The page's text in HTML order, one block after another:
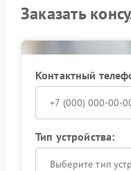
компоненты с
чему ИБП стабильно
Заказать
Контактный
Тип устройства:
Выберите тип